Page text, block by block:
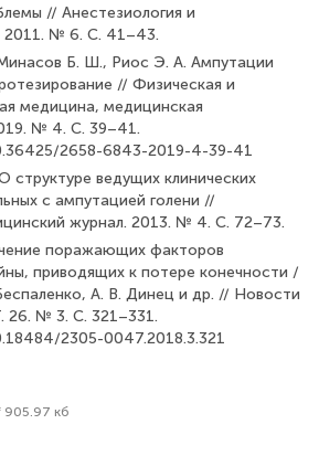
// Анестезиология и
2011. № 6. С. 41–43.
Б. Ш., Риос Э. А. Ампутации
// Физическая и
медицина, медицинская
№ 4. С. 39–41.
2658-6843-2019-4-39-41
структуре ведущих клинических
с ампутацией голени //
журнал. 2013. № 4. С. 72–73.
поражающих факторов
приводящих к потере конечности /
А. В. Динец и др. // Новости
26. № 3. С. 321–331.
2305-0047.2018.3.321
905.97 кб